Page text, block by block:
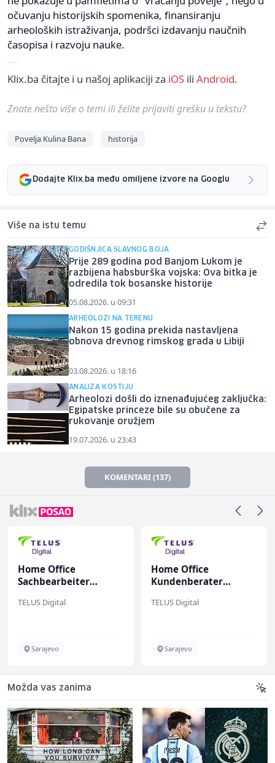
očuvanju historijskih spomenika, finansiranju
arheoloških istraživanja, podršci izdavanju naučnih
časopisa i razvoju nauke.
Klix.ba čitajte i u našoj aplikaciji za iOS ili Android.
Znate nešto više o temi ili želite prijaviti grešku u tekstu?
Povelja Kulina Bana historija
Dodajte Klix.ba među omiljene izvore na Googlu
Više na istu temu
GODIŠNJICA SLAVNOG BOJA
Prije 289 godina pod Banjom Lukom je
razbijena habsburška vojska: Ova bitka je
odredila tok bosanske historije
05.08.2026. u 09:31
ARHEOLOZI NA TERENU
Nakon 15 godina prekida nastavljena
obnova drevnog rimskog grada u Libiji
03.08.2026. u 18:16
ANALIZA KOSTIJU
Arheolozi došli do iznenađujućeg zaključka:
Egipatske princeze bile su obučene za
rukovanje oružjem
19.07.2026. u 23:43
KOMENTARI (137)
Home Office
Sachbearbeiter
bekannten deutschen
TELUS Digital
Sarajevo
Home Office
Kundenberater
renommiertes
TELUS Digital
Sarajevo
Možda vas zanima